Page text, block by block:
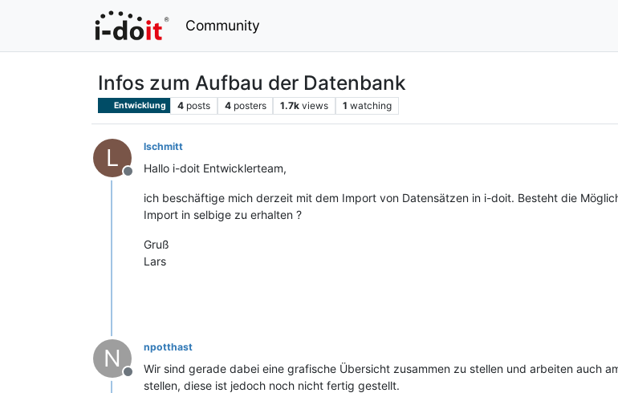
Community
Infos zum Aufbau der Datenbank
Entwicklung 4 posts 4 posters 1.7k views 1 watching
L
Offline
lschmitt
Hallo i-doit Entwicklerteam,
ich beschäftige mich derzeit mit dem Import von Datensätzen in i-doit. Besteht die
Import in selbige zu erhalten ?
Gruß
Lars
N
Offline
npotthast
Wir sind gerade dabei eine grafische Übersicht zusammen zu stellen und arbeiten auch
stellen, diese ist jedoch noch nicht fertig gestellt.